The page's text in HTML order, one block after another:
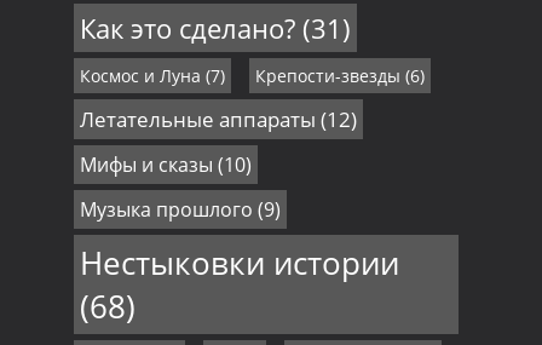
Как это сделано?(31)
Космос и Луна (7) Крепости-звезды (6)
Летательные аппараты (12)
Мифы и сказы (10)
Музыка прошлого (9)
Нестыковки истории
(68)